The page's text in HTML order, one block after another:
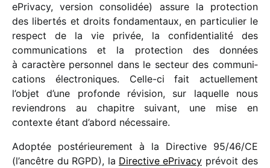
ePrivacy, version conso­li­dée) assure la protec­tion
des liber­tés et droits fonda­men­taux, en parti­cu­lier le
respect de la vie privée, la confi­den­tia­lité des
commu­ni­ca­tions et la protec­tion des données
à carac­tère person­nel dans le secteur des commu­ni­
ca­tions élec­tro­niques. Celle-ci fait actuel­le­ment
l’objet d’une profonde révi­sion, sur laquelle nous
revien­drons au chapitre suivant, une mise en
contexte étant d’abord nécessaire.
Adoptée posté­rieu­re­ment à la Directive 95/​46/​CE
(l’ancêtre du RGPD), la Directive ePrivacy prévoit des